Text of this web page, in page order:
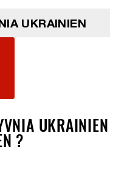
UKRAINIEN
UKRAINIEN
?